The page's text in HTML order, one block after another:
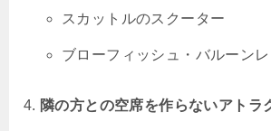
スカットルのスクーター
ブローフィッシュ・バルーンレ
隣の方との空席を作らないアトラ